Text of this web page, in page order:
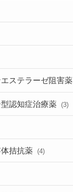
ステラーゼ阻害薬
認知症治療薬 (3)
拮抗薬 (4)